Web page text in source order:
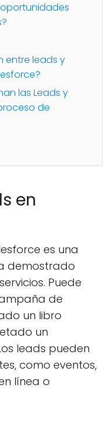
entre leads y
las Leads y
de
en
es una
demostrado
Puede
de
un libro
un
leads pueden
como eventos,
línea o